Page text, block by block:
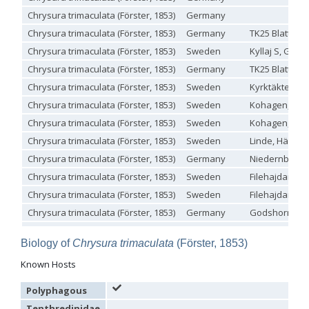
Chrysidea asensioiMingo, 1985
Chrysidea persica (Radoszkovski, 1881)
Chrysidea pumila(Klug, 1845)
Chrysidea pumila disclusa
(Linsenmaier, 1959)
Linnaeus,
Chrysis aestivaDahlbom, 1854
Chrysis albanicaTrautmann, 1927
Chrysis analisSpinola, 1808
Chrysis angolensis
Radoszkowski, 1881
Chrysis angustulaSchenck, 1856
Chrysis angustula alpinaNiehuis, 2000
Chrysura trimaculata (Förster, 1853)
Germany
Chrysura trimaculata (Förster, 1853)
Germany
TK25 Blatt
Chrysura trimaculata (Förster, 1853)
Sweden
Kyllaj S, Gtl
Chrysura trimaculata (Förster, 1853)
Germany
TK25 Blatt
Chrysura trimaculata (Förster, 1853)
Sweden
Kyrktäkten,
Chrysura trimaculata (Förster, 1853)
Sweden
Kohagen,
Chrysura trimaculata (Förster, 1853)
Sweden
Kohagen,
Chrysura trimaculata (Förster, 1853)
Sweden
Linde,
Chrysura trimaculata (Förster, 1853)
Germany
Niedernberg
Chrysura trimaculata (Förster, 1853)
Sweden
Filehajdar, Gtl
Chrysura trimaculata (Förster, 1853)
Sweden
Filehajdar, Gtl
Chrysura trimaculata (Förster, 1853)
Germany
Godshorn
Chrysura trimaculata (Förster, 1853)
Germany
Chrysura trimaculata (Förster, 1853)
Chrysura trimaculata (Förster, 1853)
Chrysura trimaculata (Förster, 1853)
Biology of Chrysura trimaculata (Förster, 1853)
Known Hosts
Polyphagous